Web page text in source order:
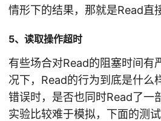
情形下的结果，那就是Read直
5、读取操作超时
有些场合对Read的阻塞时间有
况下，Read的行为到底是什么
错误时，是否也同时Read了一
实验比较难于模拟，下面的测